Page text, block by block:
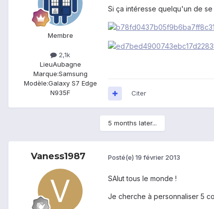
Membre
2,1k
LieuAubagne
Marque:Samsung
Modèle:Galaxy S7 Edge
N935F
Si ça intéresse quelqu'un de
Citer
5 months later...
Vaness1987 Posté(e) 19 février 2013
SAlut tous le monde !
Je cherche à personnaliser 5